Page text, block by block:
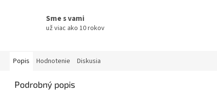
Sme s vami
už viac ako 10 rokov
Popis Hodnotenie Diskusia
Podrobný popis